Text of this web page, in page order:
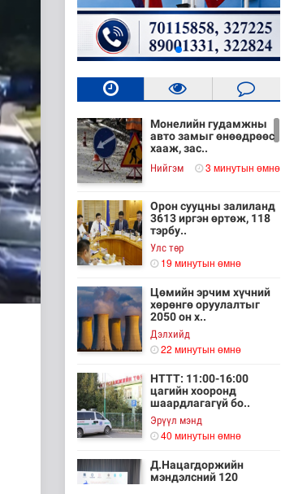
Монелийн гудамжны
авто замыг өнөөдрөөс
хааж, зас..
Нийгэм 3 минутын өмнө
Орон сууцны залиланд
3613 иргэн өртөж, 118
тэрбу..
Улс төр
19 минутын өмнө
Цөмийн эрчим хүчний
хөрөнгө оруулалтыг
2050 он х..
Дэлхийд
22 минутын өмнө
НТТТ: 11:00-16:00
цагийн хооронд
шаардлагагүй бо..
Эрүүл мэнд
40 минутын өмнө
Д.Нацагдоржийн
мэндэлсний 120